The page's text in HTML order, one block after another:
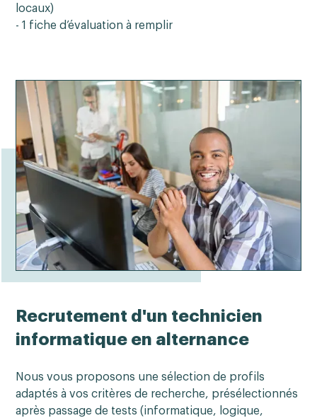
locaux)
- 1 fiche d’évaluation à remplir
Recrutement d'un technicien
informatique en alternance
Nous vous proposons une sélection de profils
adaptés à vos critères de recherche, présélectionnés
après passage de tests (informatique, logique,